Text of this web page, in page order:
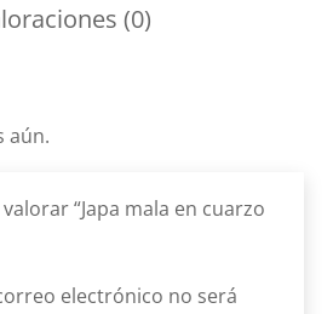
(0)
aún.
“Japa mala en cuarzo
electrónico no será